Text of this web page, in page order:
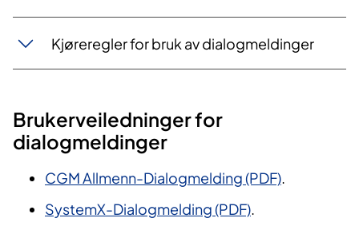
Kjøreregler for bruk av dialogmeldinger
Brukerveiledninger for
dialogmeldinger
CGM Allmenn-Dialogmelding (PDF).
SystemX-Dialogmelding (PDF).